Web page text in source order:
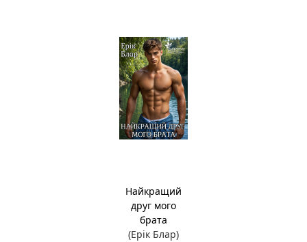
Найкращий
друг мого
брата
(Ерік Блар)